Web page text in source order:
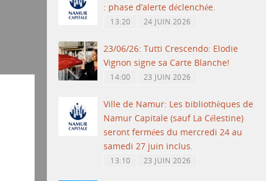
: phase d’alerte déclenchée.
13:20 24 JUIN 2026
23/06/26: Tutti Crescendo: Elodie
Vignon signe sa Carte Blanche!
14:00 23 JUIN 2026
Ville de Namur: Les bibliothèques de
Namur Capitale (sauf La Célestine)
seront fermées du mercredi 24 au
samedi 27 juin inclus.
13:10 23 JUIN 2026